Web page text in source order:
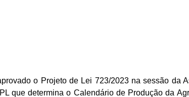
que determina o Calendário de Produção da